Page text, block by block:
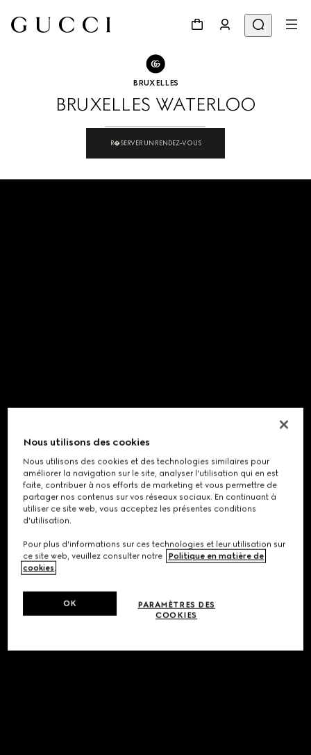
Partager
BRUXELLES
BRUXELLES WATERLOO
R�SERVER UN RENDEZ-VOUS
Nous utilisons des cookies
Nous utilisons des cookies et des technologies similaires pour
améliorer la navigation sur le site, analyser l'utilisation qui en est
faite, contribuer à nos efforts de marketing et vous permettre de
partager nos contenus sur vos réseaux sociaux. En continuant à
utiliser ce site web, vous acceptez les présentes conditions
d'utilisation.
Pour plus d'informations sur ces technologies et leur utilisation sur
ce site web, veuillez consulter notre
Politique en matière de
cookies.
PARAMÈTRES DES
COOKIES
OK